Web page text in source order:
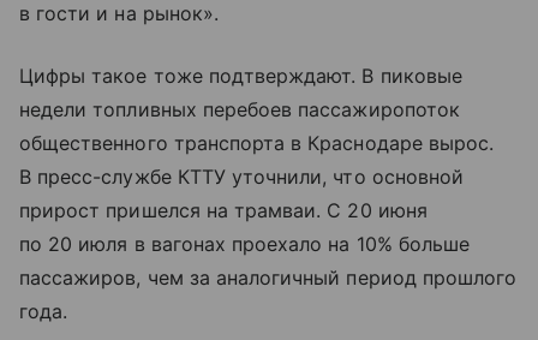
в гости и на рынок».
Цифры такое тоже подтверждают. В пиковые
недели топливных перебоев пассажиропоток
общественного транспорта в Краснодаре вырос.
В пресс-службе КТТУ уточнили, что основной
прирост пришелся на трамваи. С 20 июня
по 20 июля в вагонах проехало на 10% больше
пассажиров, чем за аналогичный период прошлого
года.